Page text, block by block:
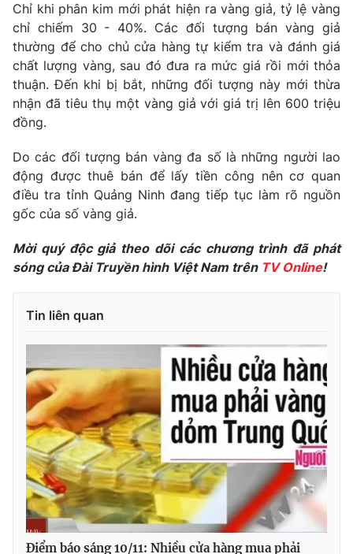
Phim VTV
Hậu trường
Nhân vật
Khán giả
Giải trí
Điện ảnh
Âm nhạc
Sao
Đời sống
Du lịch
Chất lượng cuộc sống
Giáo dục
Tuyển sinh
Học trực tuyến
Công nghệ
Hitech Công nghệ tương lai
Thị trường
Giao lưu trực tuyến
Lịch phát sóng
Chuyên mục khác
Emagazine Podcast
Photo Infographic
Video Shorts video
VTV Money VTV Thể thao
VTV Sức khoẻ Bất động sản
Chỉ khi phân kim mới phát hiện ra vàng giả, tỷ lệ vàng
chỉ chiếm 30 - 40%. Các đối tượng bán vàng giả
thường để cho chủ cửa hàng tự kiểm tra và đánh giá
chất lượng vàng, sau đó đưa ra mức giá rồi mới thỏa
thuận. Đến khi bị bắt, những đối tượng này mới thừa
nhận đã tiêu thụ một vàng giả với giá trị lên 600 triệu
đồng.
Do các đối tượng bán vàng đa số là những người lao
động được thuê bán để lấy tiền công nên cơ quan
điều tra tỉnh Quảng Ninh đang tiếp tục làm rõ nguồn
gốc của số vàng giả.
Mời quý độc giả theo dõi các chương trình đã phát
sóng của Đài Truyền hình Việt Nam trên TV Online!
Tin liên quan
Điểm báo sáng 10/11: Nhiều cửa hàng mua phải